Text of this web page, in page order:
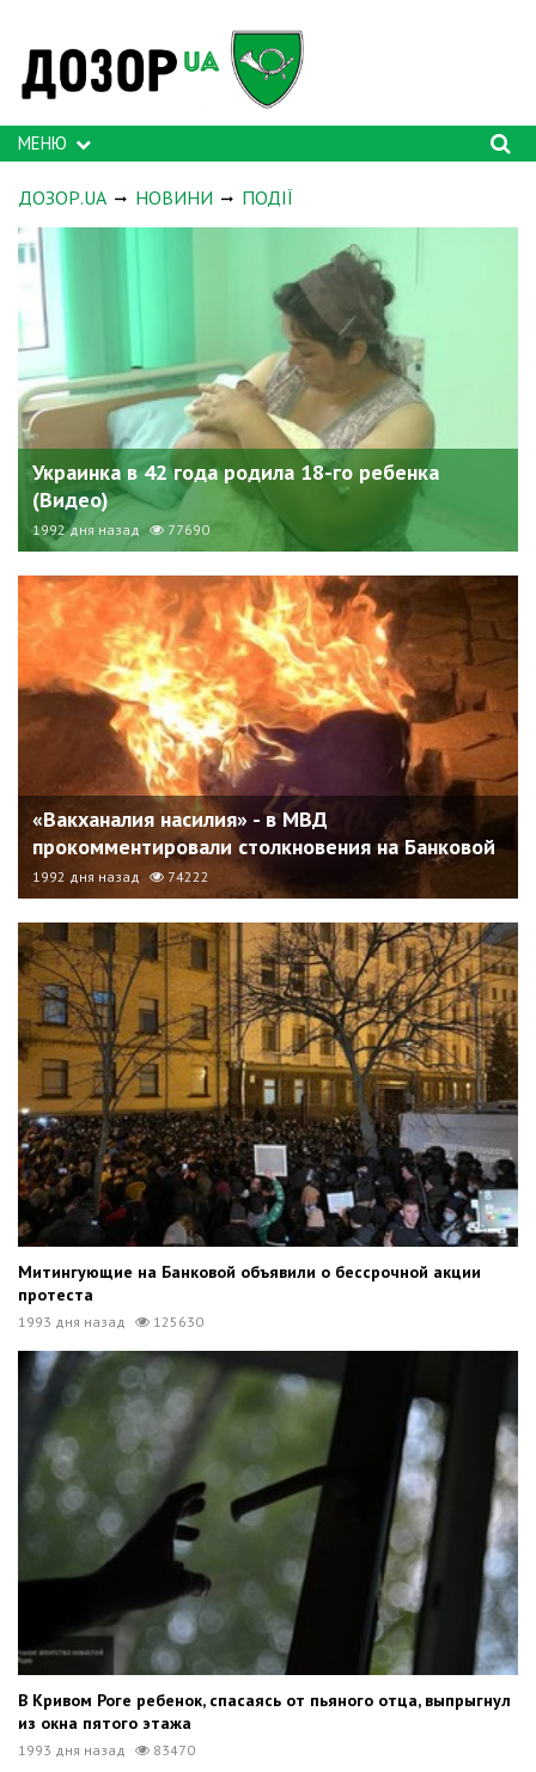
МЕНЮ
ДОЗОР.UA НОВИНИ ПОДІЇ
Украинка в 42 года родила 18-го ребенка
(Видео)
1992 дня назад 77690
«Вакханалия насилия» - в МВД
прокомментировали столкновения на Банковой
1992 дня назад 74222
Митингующие на Банковой объявили о бессрочной акции
протеста
1993 дня назад 125630
В Кривом Роге ребенок, спасаясь от пьяного отца, выпрыгнул
из окна пятого этажа
1993 дня назад 83470